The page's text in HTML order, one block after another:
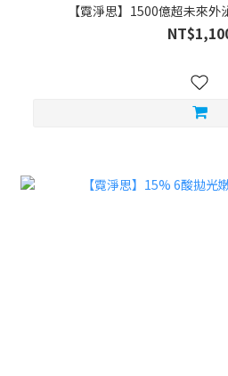
【霓淨思】1500億超未來